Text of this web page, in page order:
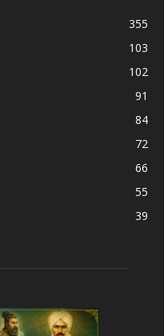
355
103
102
91
84
72
66
55
39